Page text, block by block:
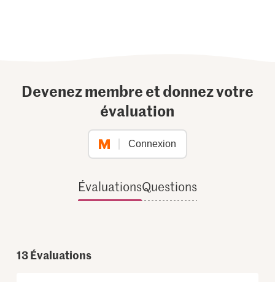
Devenez membre et donnez votre
évaluation
Connexion
ÉvaluationsQuestions
13Évaluations